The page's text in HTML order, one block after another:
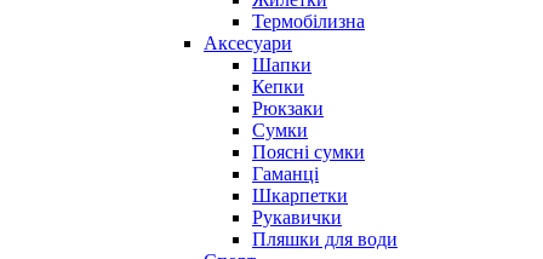
Термобілизна
Аксесуари
Шапки
Кепки
Рюкзаки
Сумки
Поясні сумки
Гаманці
Шкарпетки
Рукавички
Пляшки для води